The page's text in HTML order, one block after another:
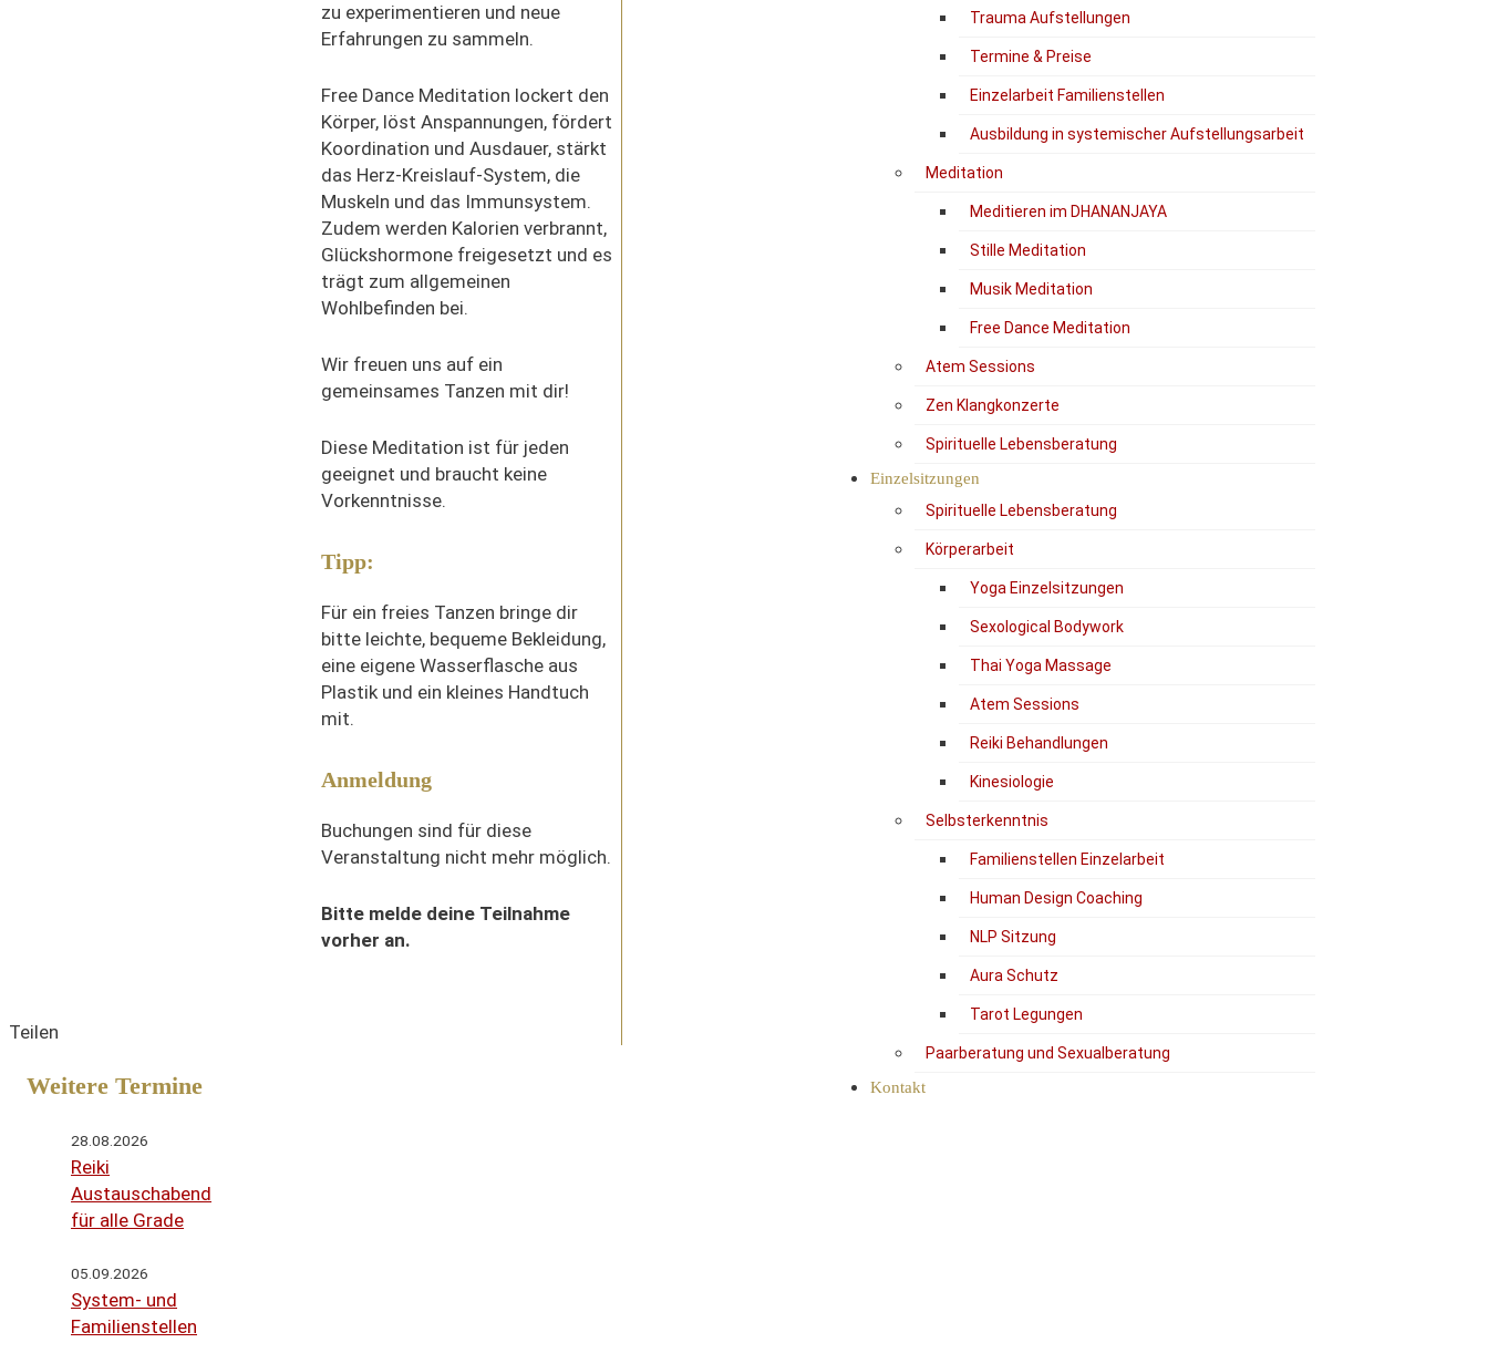
Trauma Aufstellungen
Termine & Preise
Einzelarbeit Familienstellen
Ausbildung in systemischer Aufstellungsarbeit
Meditation
Meditieren im DHANANJAYA
Stille Meditation
Musik Meditation
Free Dance Meditation
Atem Sessions
Zen Klangkonzerte
Spirituelle Lebensberatung
Einzelsitzungen
Spirituelle Lebensberatung
Körperarbeit
Yoga Einzelsitzungen
Sexological Bodywork
Thai Yoga Massage
Atem Sessions
Reiki Behandlungen
Kinesiologie
Selbsterkenntnis
Familienstellen Einzelarbeit
Human Design Coaching
NLP Sitzung
Aura Schutz
Tarot Legungen
Paarberatung und Sexualberatung
Kontakt
zu experimentieren und neue
Erfahrungen zu sammeln.
Free Dance Meditation lockert den
Körper, löst Anspannungen, fördert
Koordination und Ausdauer, stärkt
das Herz-Kreislauf-System, die
Muskeln und das Immunsystem.
Zudem werden Kalorien verbrannt,
Glückshormone freigesetzt und es
trägt zum allgemeinen
Wohlbefinden bei.
Wir freuen uns auf ein
gemeinsames Tanzen mit dir!
Diese Meditation ist für jeden
geeignet und braucht keine
Vorkenntnisse.
Tipp:
Für ein freies Tanzen bringe dir
bitte leichte, bequeme Bekleidung,
eine eigene Wasserflasche aus
Plastik und ein kleines Handtuch
mit.
Anmeldung
Buchungen sind für diese
Veranstaltung nicht mehr möglich.
Bitte melde deine Teilnahme
vorher an.
Teilen
Weitere Termine
28.08.2026
Reiki
Austauschabend
für alle Grade
05.09.2026
System- und
Familienstellen